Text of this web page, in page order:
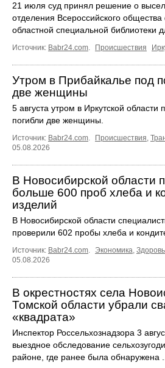
21 июля суд принял решение о
отделения Всероссийского
областной специальной библиотеки
Источник: Babr24.com. Происшествия
Утром в Прибайкалье под
две женщины
5 августа утром в Иркутской области
погибли две женщины.
Источник: Babr24.com. Происшествия,
05.08.2026
В Новосибирской области
больше 600 проб хлеба и
изделий
В Новосибирской области
проверили 602 пробы хлеба и
Источник: Babr24.com. Экономика,
05.08.2026
В окрестностях села
Томской области убрали
«квадрата»
Инспектор Россельхознадзора 3
выездное обследование
районе, где ранее была обнаружена